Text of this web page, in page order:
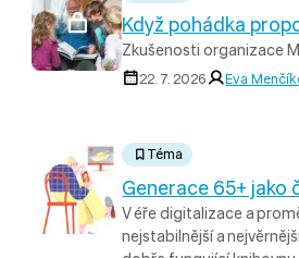
Když pohádka
Zkušenosti organizace
22. 7. 2026 Eva
Téma
Generace 65+ jako
V éře digitalizace a
nejstabilnější a